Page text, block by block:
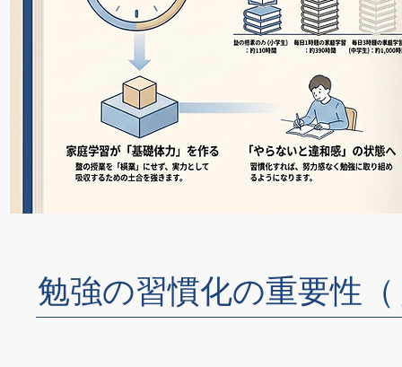
勉強の習慣化の重要性